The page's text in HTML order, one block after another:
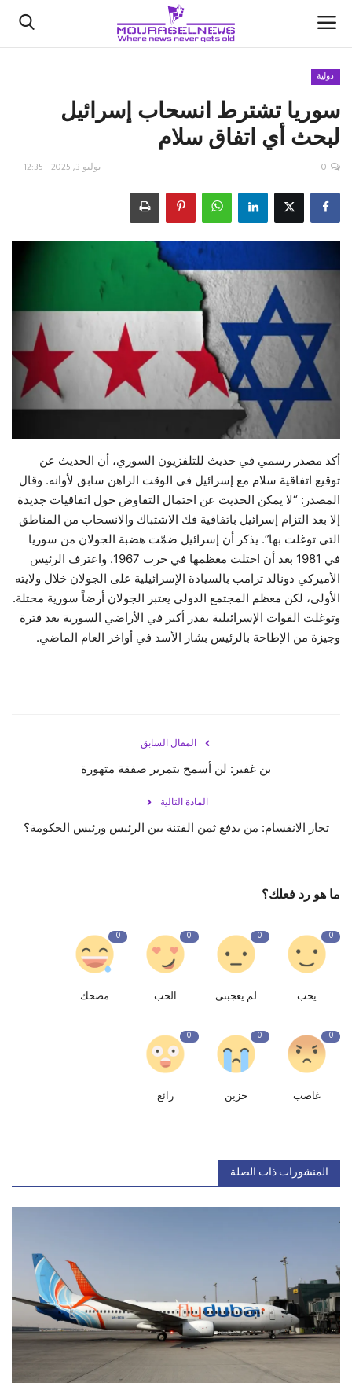
الأخبار
كتّابنا
اقتصاد
علوم وتكنولوجيا
فيديو
حياة
دولية
سوريا تشترط انسحاب إسرائيل
لبحث أي اتفاق سلام
يوليو 3, 2025 - 12:35 0
أكد مصدر رسمي في حديث للتلفزيون السوري، أن الحديث عن
توقيع اتفاقية سلام مع إسرائيل في الوقت الراهن سابق لأوانه. وقال
المصدر: “لا يمكن الحديث عن احتمال التفاوض حول اتفاقيات جديدة
إلا بعد التزام إسرائيل باتفاقية فك الاشتباك والانسحاب من المناطق
التي توغلت بها”. يذكر أن إسرائيل ضمّت هضبة الجولان من سوريا
في 1981 بعد أن احتلت معظمها في حرب 1967. واعترف الرئيس
الأميركي دونالد ترامب بالسيادة الإسرائيلية على الجولان خلال ولايته
الأولى، لكن معظم المجتمع الدولي يعتبر الجولان أرضاً سورية محتلة.
وتوغلت القوات الإسرائيلية بقدر أكبر في الأراضي السورية بعد فترة
وجيزة من الإطاحة بالرئيس بشار الأسد في أواخر العام الماضي.
المقال السابق
بن غفير: لن أسمح بتمرير صفقة متهورة
المادة التالية
تجار الانقسام: من يدفع ثمن الفتنة بين الرئيس ورئيس الحكومة؟
ما هو رد فعلك؟
0
يحب
0
لم يعجبنى
0
الحب
0
مضحك
0
غاضب
0
حزين
0
رائع
المنشورات ذات الصلة